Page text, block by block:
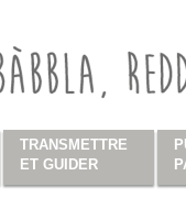
TRANSMETTRE
ET GUIDER